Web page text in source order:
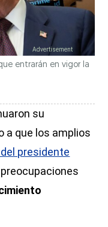
entrarán en vigor la
su
a que los amplios
presidente